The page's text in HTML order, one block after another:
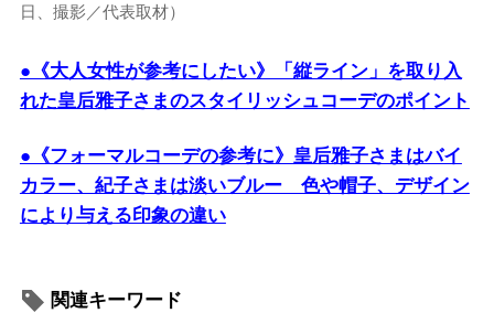
日、撮影／代表取材）
●《大人女性が参考にしたい》「縦ライン」を取り入
れた皇后雅子さまのスタイリッシュコーデのポイント
●《フォーマルコーデの参考に》皇后雅子さまはバイ
カラー、紀子さまは淡いブルー 色や帽子、デザイン
により与える印象の違い
関連キーワード